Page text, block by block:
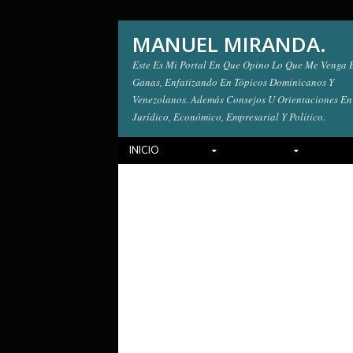
MANUEL MIRANDA.
Este Es Mi Portal En Que Opino Lo Que Me Venga
Ganas, Enfatizando En Tópicos Dominicanos Y
Venezolanos. Además Consejos U Orientaciones
Jurídico, Económico, Empresarial Y Político.
INICIO